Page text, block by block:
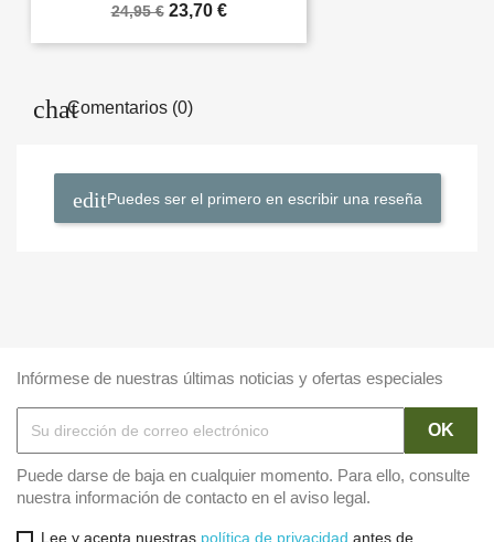
24,95 € 23,70 €
Comentarios (0)
Puedes ser el primero en escribir una reseña
Infórmese de nuestras últimas noticias y ofertas especiales
Puede darse de baja en cualquier momento. Para ello, consulte
nuestra información de contacto en el aviso legal.
Lee y acepta nuestras política de privacidad antes de